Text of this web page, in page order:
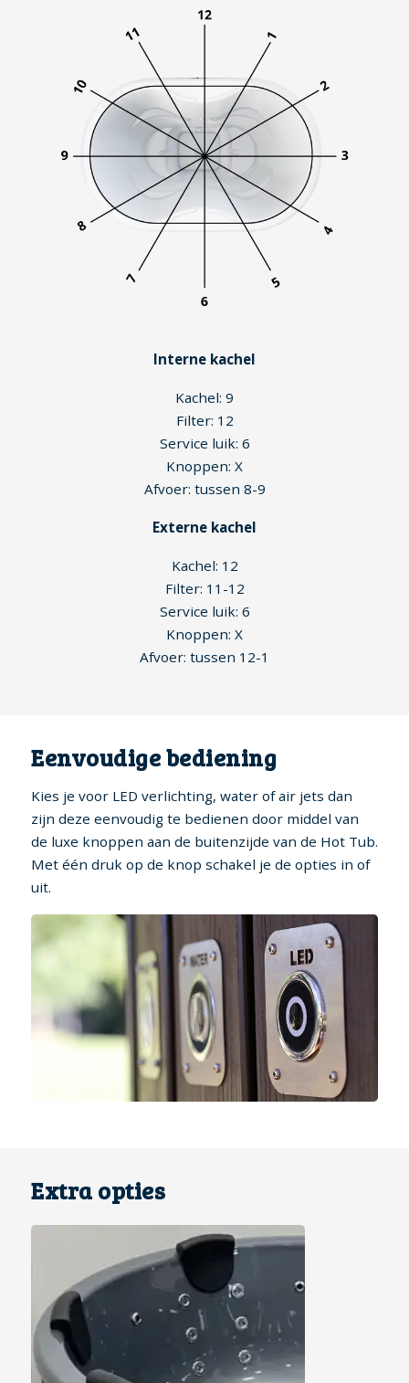
Interne kachel
Kachel: 9
Filter: 12
Service luik: 6
Knoppen: X
Afvoer: tussen 8-9
Externe kachel
Kachel: 12
Filter: 11-12
Service luik: 6
Knoppen: X
Afvoer: tussen 12-1
Eenvoudige bediening
Kies je voor LED verlichting, water of air jets dan
zijn deze eenvoudig te bedienen door middel van
de luxe knoppen aan de buitenzijde van de Hot Tub.
Met één druk op de knop schakel je de opties in of
uit.
Extra opties